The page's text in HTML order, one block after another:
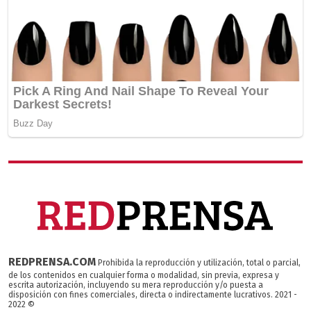
REDPRENSA.COM Prohibida la reproducción y utilización, total o parcial,
de los contenidos en cualquier forma o modalidad, sin previa, expresa y
escrita autorización, incluyendo su mera reproducción y/o puesta a
disposición con fines comerciales, directa o indirectamente lucrativos. 2021 -
2022 ©